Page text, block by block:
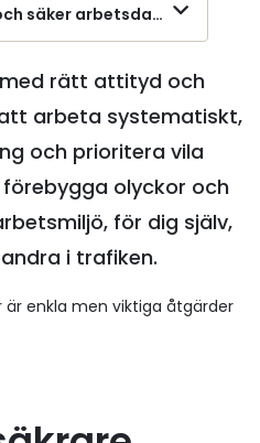
säker arbetsdag på vägen
rätt attityd och
arbeta systematiskt,
och prioritera vila
olyckor och
för dig själv,
i trafiken.
är enkla men viktiga åtgärder